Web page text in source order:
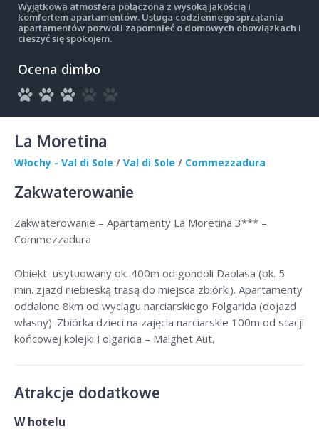
Wyjątkowa atmosfera połączona z wysoką jakością i
komfortem apartamentów. Usługa codziennego sprzątania
apartamentów pozwoli zapomnieć o domowych obowiązkach i
cieszyć się spokojem.
Ocena dimbo
La Moretina
Włochy - Val di Sole / Val di Sole / Commezzadura
Zakwaterowanie
Zakwaterowanie – Apartamenty La Moretina 3*** –
Commezzadura
Obiekt usytuowany ok. 400m od gondoli Daolasa (ok. 5
min. zjazd niebieską trasą do miejsca zbiórki). Apartamenty
oddalone 8km od wyciągu narciarskiego Folgarida (dojazd
własny). Zbiórka dzieci na zajęcia narciarskie 100m od stacji
końcowej kolejki Folgarida – Malghet Aut.
Atrakcje dodatkowe
W hotelu